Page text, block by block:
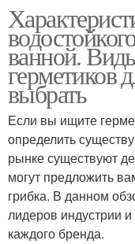
ванной.
герметиков
выбрать
Если вы ищите
определить
рынке существуют
могут предложить
грибка. В данном
лидеров индустрии
каждого бренда.